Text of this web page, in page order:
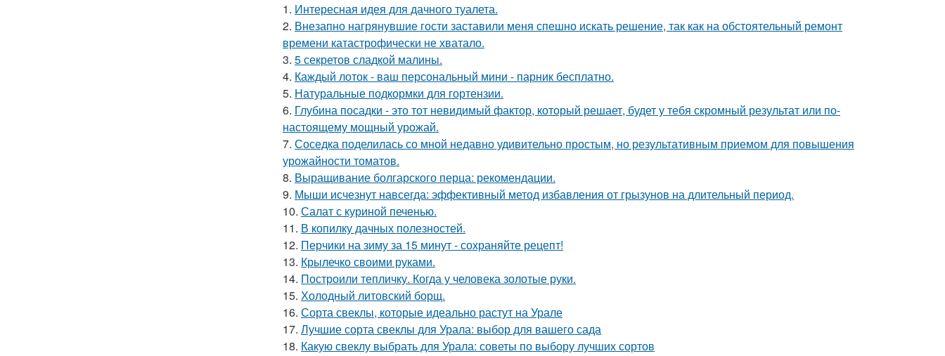
1. Интересная идея для дачного туалета.
2. Внезапно нагрянувшие гости заставили меня спешно искать решение, так как на обстоятельный ремонт
времени катастрофически не хватало.
3. 5 секретов сладкой малины.
4. Каждый лоток - ваш персональный мини - парник бесплатно.
5. Натуральные подкормки для гортензии.
6. Глубина посадки - это тот невидимый фактор, который решает, будет у тебя скромный результат или по-
настоящему мощный урожай.
7. Соседка поделилась со мной недавно удивительно простым, но результативным приемом для повышения
урожайности томатов.
8. Выращивание болгарского перца: рекомендации.
9. Мыши исчезнут навсегда: эффективный метод избавления от грызунов на длительный период.
10. Салат с куриной печенью.
11. В копилку дачных полезностей.
12. Перчики на зиму за 15 минут - сохраняйте рецепт!
13. Крылечко своими руками.
14. Построили тепличку. Когда у человека золотые руки.
15. Холодный литовский борщ.
16. Сорта свеклы, которые идеально растут на Урале
17. Лучшие сорта свеклы для Урала: выбор для вашего сада
18. Какую свеклу выбрать для Урала: советы по выбору лучших сортов